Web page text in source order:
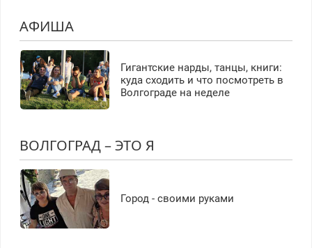
АФИША
Гигантские нарды, танцы, книги:
куда сходить и что посмотреть в
Волгограде на неделе
ВОЛГОГРАД – ЭТО Я
Город - своими руками